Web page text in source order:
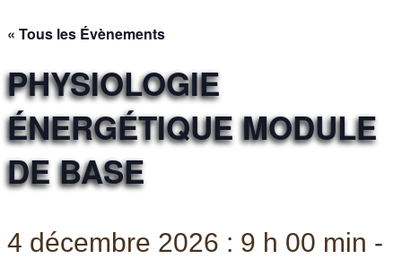
« Tous les Évènements
PHYSIOLOGIE
ÉNERGÉTIQUE MODULE
DE BASE
4 décembre 2026 : 9 h 00 min -